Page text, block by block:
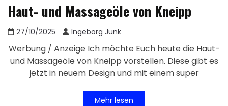
Haut- und Massageöle von Kneipp
27/10/2025 Ingeborg Junk
Werbung / Anzeige Ich möchte Euch heute die Haut-
und Massageöle von Kneipp vorstellen. Diese gibt es
jetzt in neuem Design und mit einem super
Mehr lesen